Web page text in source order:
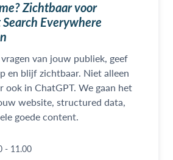
Zichtbaar voor
Everywhere
van jouw publiek, geef
en blijf zichtbaar. Niet alleen
ook in ChatGPT. We gaan het
website, structured data,
goede content.
- 11.00